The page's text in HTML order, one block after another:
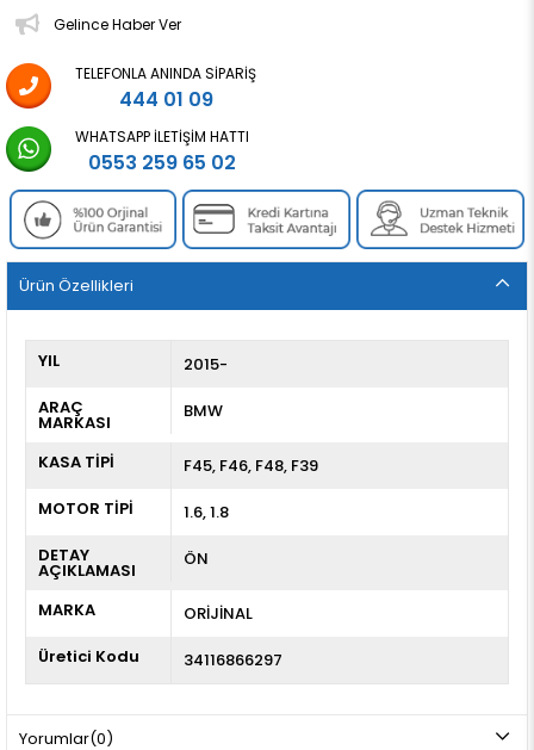
Gelince Haber Ver
TELEFONLA ANINDA SIPARIŞ
444 01 09
WHATSAPP İLETIŞIM HATTI
0553 259 65 02
Ürün Özellikleri
YIL
2015-
ARAÇ
MARKASI
BMW
KASA TİPİ F45 F46 F48 F39
MOTOR TİPİ
1.6, 1.8
DETAY
AÇIKLAMASI
ÖN
MARKA
ORİJİNAL
Üretici Kodu
34116866297
Yorumlar(0)